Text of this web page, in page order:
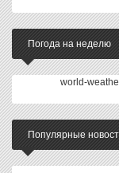
Погода на неделю
world-
Популярные